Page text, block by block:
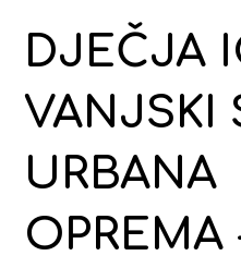
DJEČJA
VANJSKI
URBANA
OPREMA